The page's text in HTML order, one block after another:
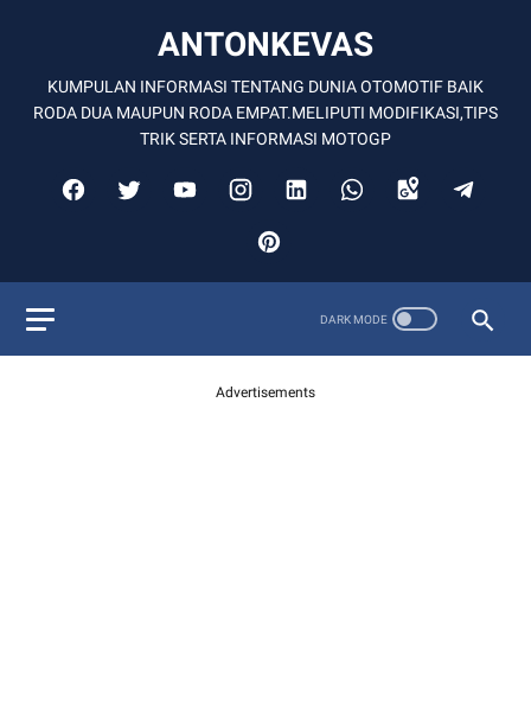
ANTONKEVAS
KUMPULAN INFORMASI TENTANG DUNIA OTOMOTIF BAIK
RODA DUA MAUPUN RODA EMPAT.MELIPUTI MODIFIKASI,TIPS
TRIK SERTA INFORMASI MOTOGP
Advertisements